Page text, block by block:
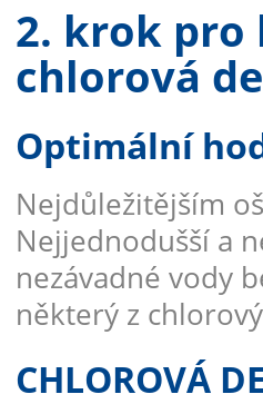
2. krok pro
chlorová
Optimální
Nejdůležitějším
Nejjednodušší a
nezávadné vody
některý z
CHLOROVÁ